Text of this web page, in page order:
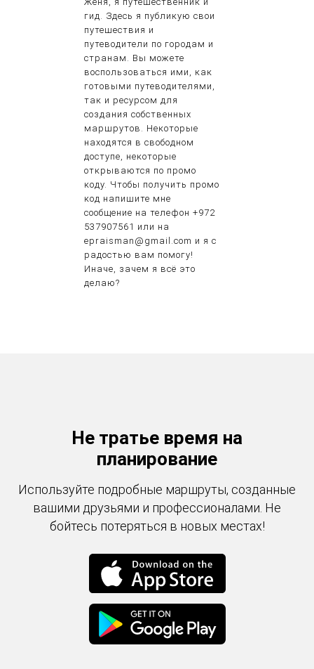
гид. Здесь я публикую свои
путешествия и
путеводители по городам и
странам. Вы можете
воспользоваться ими, как
готовыми путеводителями,
так и ресурсом для
создания собственных
маршрутов. Некоторые
находятся в свободном
доступе, некоторые
открываются по промо
коду. Чтобы получить промо
код напишите мне
сообщение на телефон +972
537907561 или на
epraisman@gmail.com и я с
радостью вам помогу!
Иначе, зачем я всё это
делаю?
Не тратье время на
планирование
Используйте подробные маршруты, созданные
вашими друзьями и профессионалами. Не
бойтесь потеряться в новых местах!